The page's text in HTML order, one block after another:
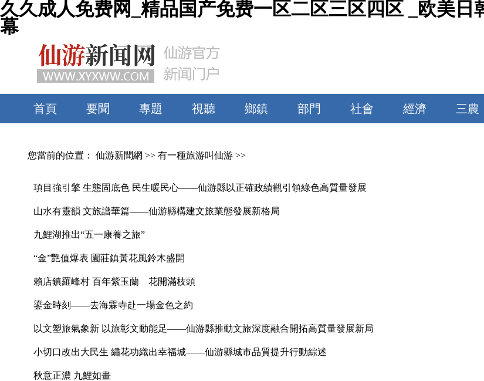
久久成人免费网_精品国产免费一区二区三区四区 _欧美
幕
首頁 要聞 專題 視聽 鄉鎮 部門 社會 經濟 三農
您當前的位置： 仙游新聞網 >> 有一種旅游叫仙游 >>
項目強引擎 生態固底色 民生暖民心——仙游縣以正確政績觀引領綠色高質量發展
山水有靈韻 文旅譜華篇——仙游縣構建文旅業態發展新格局
九鯉湖推出“五一康養之旅”
“金”艷值爆表 園莊鎮黃花風鈴木盛開
賴店鎮羅峰村 百年紫玉蘭 花開滿枝頭
鎏金時刻——去海霖寺赴一場金色之約
以文塑旅氣象新 以旅彰文動能足——仙游縣推動文旅深度融合開拓高質量發展新局
小切口改出大民生 繡花功織出幸福城——仙游縣城市品質提升行動綜述
秋意正濃 九鯉如畫